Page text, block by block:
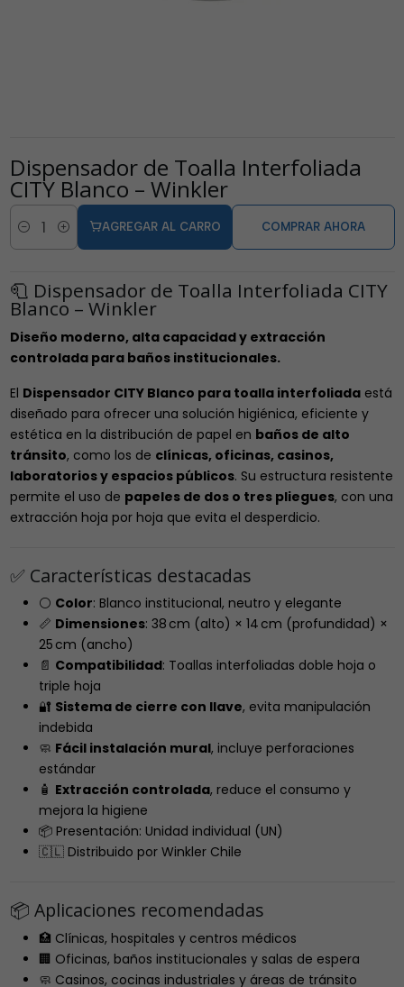
Dispensador de Toalla Interfoliada
CITY Blanco – Winkler
Cantidad
AGREGAR AL CARRO COMPRAR AHORA
🧻 Dispensador de Toalla Interfoliada CITY
Blanco – Winkler
Diseño moderno, alta capacidad y extracción
controlada para baños institucionales.
El Dispensador CITY Blanco para toalla interfoliadaestá
diseñado para ofrecer una solución higiénica, eficiente y
estética en la distribución de papel en baños de alto
tránsito, como los de clínicas, oficinas, casinos,
laboratorios y espacios públicos. Su estructura resistente
permite el uso de papeles de dos o tres pliegues, con una
extracción hoja por hoja que evita el desperdicio.
✅ Características destacadas
⚪ Color: Blanco institucional, neutro y elegante
📏 Dimensiones: 38 cm (alto) × 14 cm (profundidad) ×
25 cm (ancho)
📄 Compatibilidad: Toallas interfoliadas doble hoja o
triple hoja
🔐 Sistema de cierre con llave, evita manipulación
indebida
🧼 Fácil instalación mural, incluye perforaciones
estándar
🧴 Extracción controlada, reduce el consumo y
mejora la higiene
📦 Presentación: Unidad individual (UN)
🇨🇱 Distribuido por Winkler Chile
📦 Aplicaciones recomendadas
🏥 Clínicas, hospitales y centros médicos
🏢 Oficinas, baños institucionales y salas de espera
🧼 Casinos, cocinas industriales y áreas de tránsito